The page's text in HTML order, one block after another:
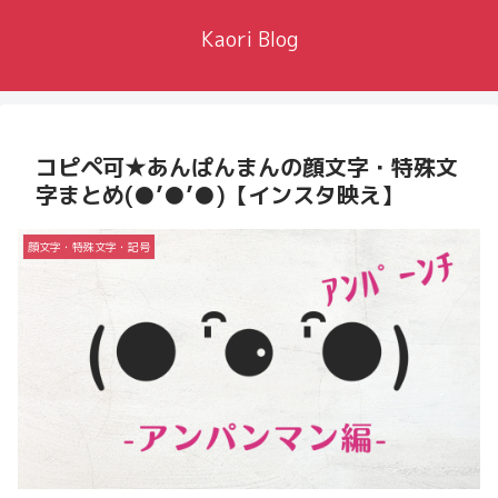
Kaori Blog
コピペ可★あんぱんまんの顔文字・特殊文
字まとめ(●’●’●)【インスタ映え】
顔文字・特殊文字・記号